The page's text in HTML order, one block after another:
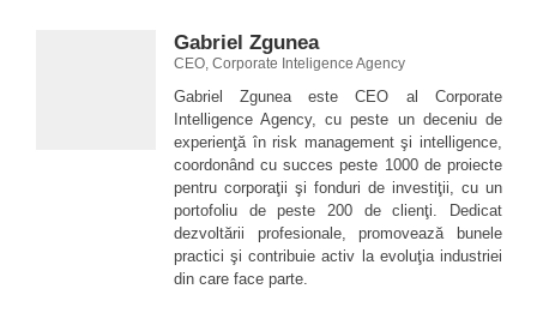
Gabriel Zgunea
CEO, Corporate Inteligence Agency
Gabriel Zgunea este CEO al Corporate
Intelligence Agency, cu peste un deceniu de
experienţă în risk management şi intelligence,
coordonând cu succes peste 1000 de proiecte
pentru corporaţii şi fonduri de investiţii, cu un
portofoliu de peste 200 de clienţi. Dedicat
dezvoltării profesionale, promovează bunele
practici şi contribuie activ la evoluţia industriei
din care face parte.